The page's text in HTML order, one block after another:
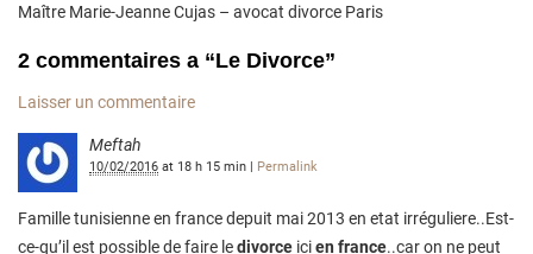
Maître Marie-Jeanne Cujas – avocat divorce Paris
2 commentaires a “Le Divorce”
Laisser un commentaire
Meftah
10/02/2016 at 18 h 15 min | Permalink
Famille tunisienne en france depuit mai 2013 en etat irréguliere..Est-
ce-qu’il est possible de faire ledivorce icien france..car on ne peut